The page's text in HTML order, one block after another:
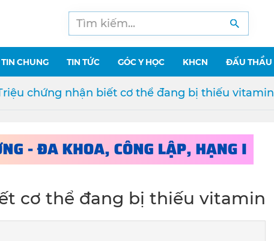
CHUNG TIN TỨC GÓC Y HỌC KHCN ĐẤU THẦU
chứng nhận biết cơ thể đang bị thiếu vitamin
cơ thể đang bị thiếu vitamin